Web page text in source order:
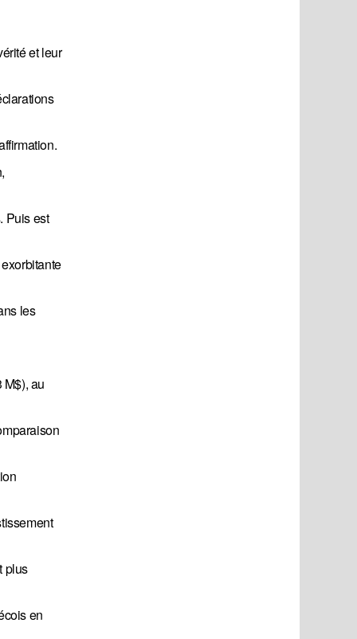
et leur
Puis est
les
au
plus
en